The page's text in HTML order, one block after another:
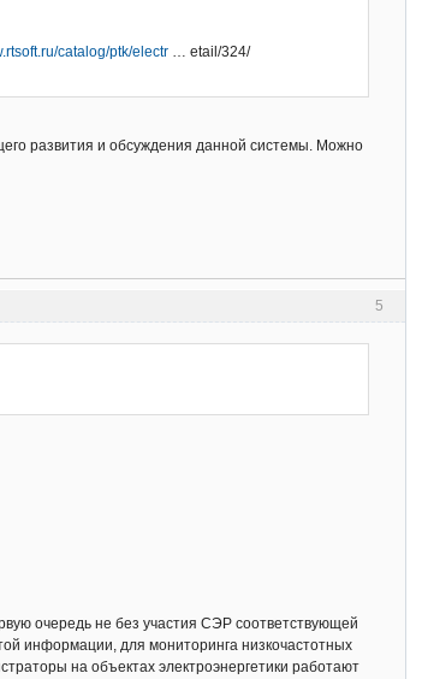
catalog/ptk/electr … etail/324/
развития и обсуждения данной системы. Можно
5
очередь не без участия СЭР соответствующей
информации, для мониторинга низкочастотных
на объектах электроэнергетики работают